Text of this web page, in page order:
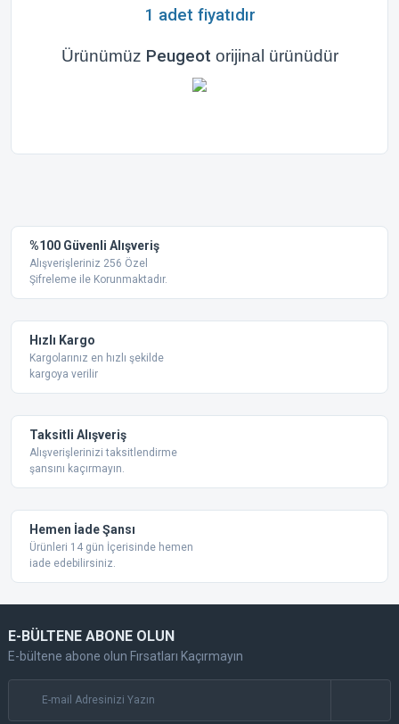
1 adet fiyatıdır
Ürünümüz Peugeot orijinal ürünüdür
Ürün resmi kalitesiz, bozuk veya görüntülenemiyor.
Ürün açıklamasında eksik bilgiler bulunuyor.
Bu ürüne benzer farklı alternatifler olmalı.
%100 Güvenli Alışveriş
Alışverişleriniz 256 Özel
Şifreleme ile Korunmaktadır.
Hızlı Kargo
Kargolarınız en hızlı şekilde
kargoya verilir
Taksitli Alışveriş
Alışverişlerinizi taksitlendirme
şansını kaçırmayın.
Hemen İade Şansı
Ürünleri 14 gün İçerisinde hemen
iade edebilirsiniz.
E-BÜLTENE ABONE OLUN
E-bültene abone olun Fırsatları Kaçırmayın